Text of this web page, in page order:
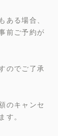
ある場合、
前ご予約が
のでご了承
のキャンセ
す。